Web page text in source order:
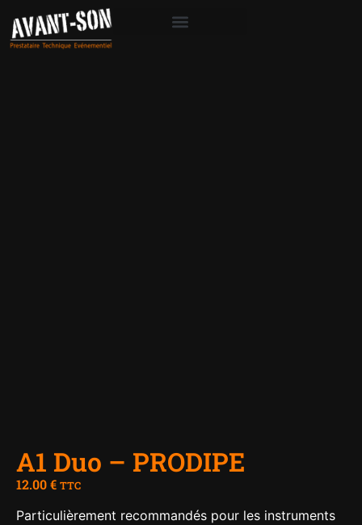
A1 Duo – PRODIPE
12.00€ TTC
Particulièrement recommandés pour les instruments